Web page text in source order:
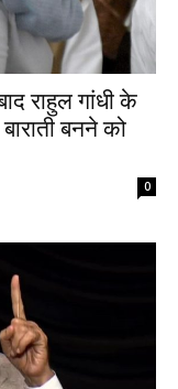
राहुल गांधी के
बनने को
0